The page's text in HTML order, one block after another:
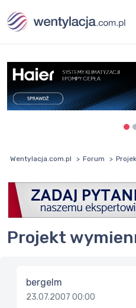
Wentylacja.com.pl Forum
Projekt
bergelm
23.07.2007 00:00